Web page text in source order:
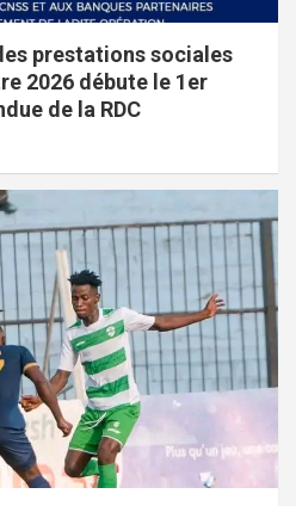
prestations sociales
2026 débute le 1er
de la RDC